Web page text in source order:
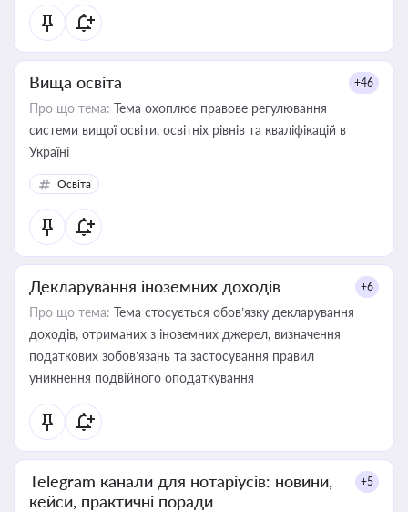
Вища освіта +46
Про що тема: Тема охоплює правове регулювання
системи вищої освіти, освітніх рівнів та кваліфікацій в
Україні
Освіта
Декларування іноземних доходів +6
Про що тема: Тема стосується обов’язку декларування
доходів, отриманих з іноземних джерел, визначення
податкових зобов’язань та застосування правил
уникнення подвійного оподаткування
Telegram канали для нотаріусів: новини,
кейси, практичні поради
+5